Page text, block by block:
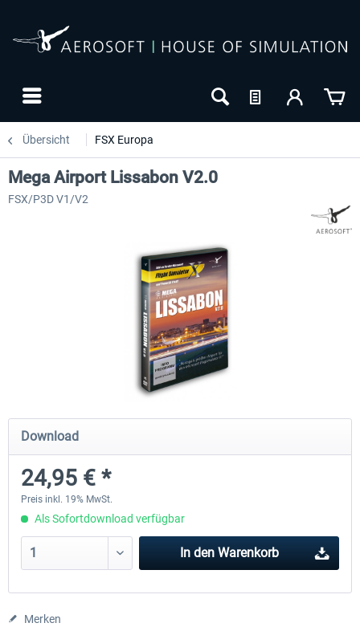
Übersicht FSX Europa
Mega Airport Frankfurt V2.0
29,95 € *
Mega Airport Berlin
Mega Airport Lissabon V2.0
FSX/P3D V1/V2
Download
24,95 € *
Preis inkl. 19% MwSt.
Als Sofortdownload verfügbar
In den Warenkorb
Merken